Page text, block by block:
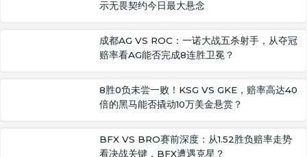
示无畏契约今日最大悬念
成都AG VS ROC：一诺大战五杀射手，从夺冠
赔率看AG能否完成8连胜卫冕？
8胜0负未尝一败！KSG VS GKE，赔率高达40
倍的黑马能否撬动10万美金悬赏？
BFX VS BRO赛前深度：从1.52胜负赔率走势
看决战关键，BFX遭遇克星？